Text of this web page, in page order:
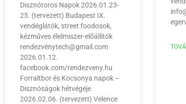
Disznótoros Napok 2026.01.23-
25. (tervezett) Budapest IX.
vendéglátók, street foodosok,
kézműves élelmiszer-előállítók
rendezvénytech@gmail.com
2026.01.12.
facebook.com/rendezveny.hu
Forraltbor és Kocsonya napok –
Disznóságok hétvégéje
2026.02.06. (tervezett) Velence